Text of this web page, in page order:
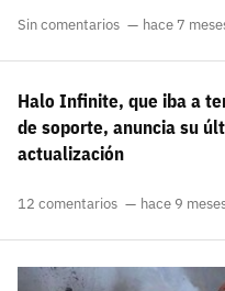
Sin comentarios hace 7
Halo Infinite, que iba a
de soporte, anuncia su
actualización
12 comentarios hace 9